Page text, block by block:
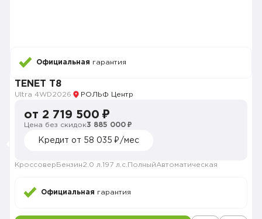
Официальная гарантия
TENET T8
Ultra 4WD2026 РОЛЬФ Центр
от 2 719 500 ₽
Цена без скидок3 885 000 ₽
Кредит от 58 035 ₽/мес
Кроссовер Бензин2.0 л. 197 л.с. ПолныйАвтоматическая
Официальная гарантия